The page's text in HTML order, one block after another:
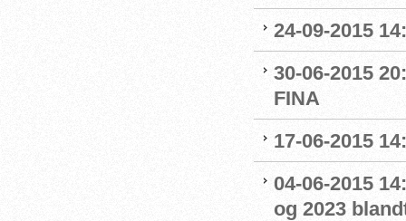
24-09-2015
30-06-2015
FINA
17-06-2015
04-06-2015
og 2023